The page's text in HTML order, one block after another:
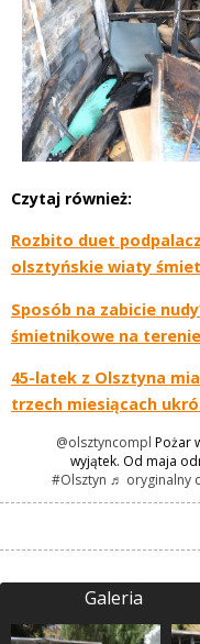
Czytaj również:
Rozbito duet
olsztyńskie wiaty
Sposób na zabicie
śmietnikowe na
45-latek z Olsztyna
trzech miesiącach
@olsztyncompl Pożar
wyjątek. Od maja
#Olsztyn ♬ oryginalny
Galeria